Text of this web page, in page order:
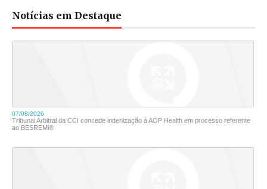
Notícias em Destaque